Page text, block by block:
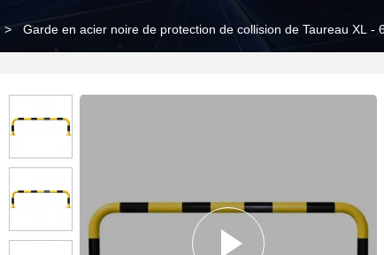
> Garde en acier noire de protection de collision de Taureau XL